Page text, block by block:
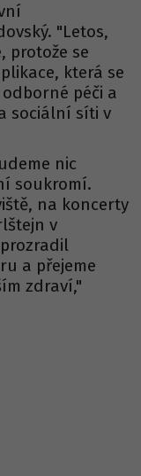
"Letos,
protože se
která se
péči a
sociální síti v
nic
soukromí.
na koncerty
v
a přejeme
zdraví,"